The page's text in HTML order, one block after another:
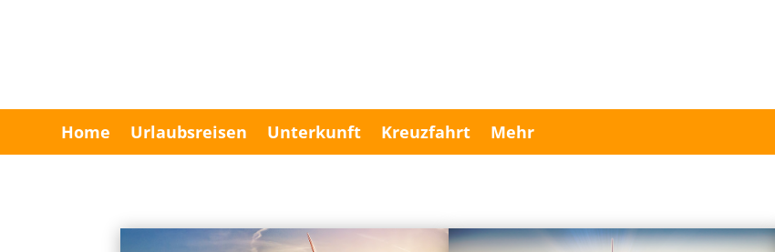
Home Urlaubsreisen Unterkunft Kreuzfahrt Mehr